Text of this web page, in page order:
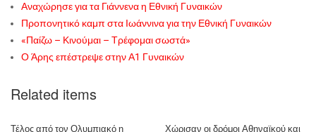
Αναχώρησε για τα Γιάννενα η Εθνική Γυναικών
Προπονητικό καμπ στα Ιωάννινα για την Εθνική Γυναικών
«Παίζω – Κινούμαι – Τρέφομαι σωστά»
Ο Άρης επέστρεψε στην Α1 Γυναικών
Related items
Τέλος από τον Ολυμπιακό η Χώρισαν οι δρόμοι Αθηναϊκού και